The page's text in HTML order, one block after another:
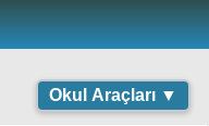
Okul Araçları ▼